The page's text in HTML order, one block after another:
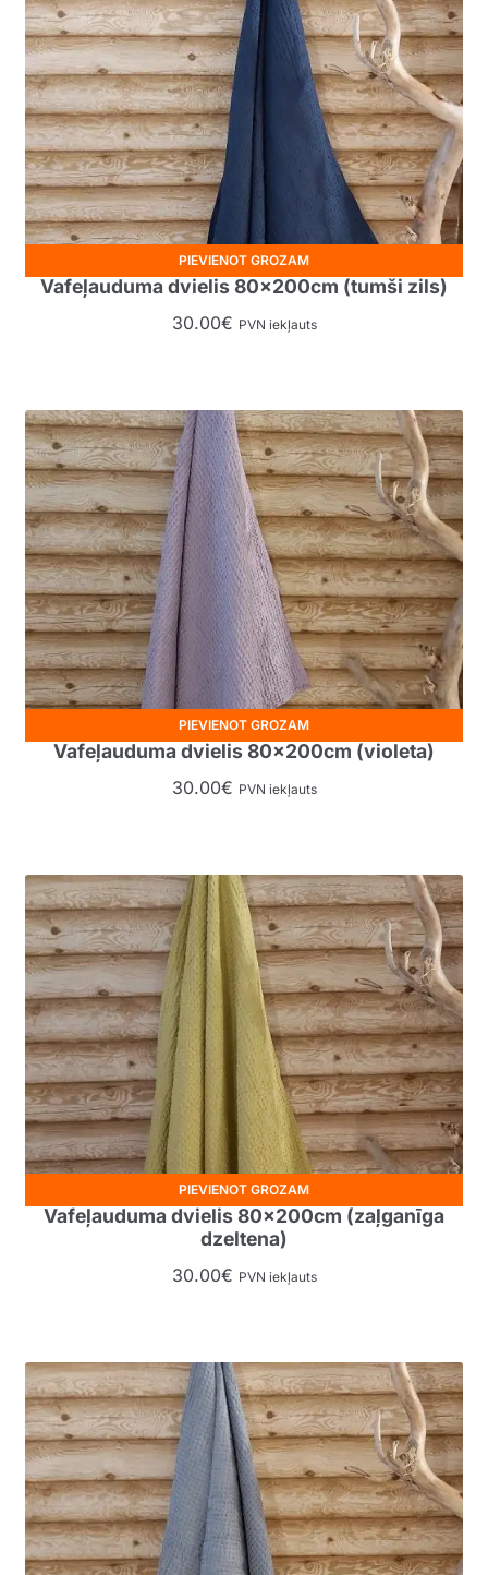
Vafeļauduma dvielis 80x200cm (tumši zils)
30.00€ PVN iekļauts
PIEVIENOT GROZAM
Vafeļauduma dvielis 80x200cm (violeta)
30.00€ PVN iekļauts
PIEVIENOT GROZAM
Vafeļauduma dvielis 80x200cm (zaļganīga
dzeltena)
30.00€ PVN iekļauts
PIEVIENOT GROZAM